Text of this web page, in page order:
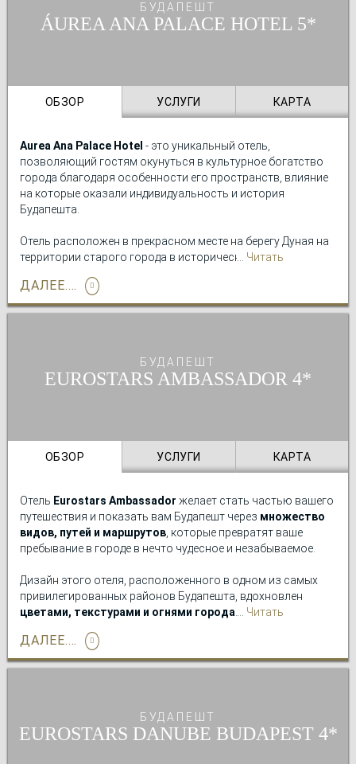
БУДАПЕШТ
ÁUREA ANA PALACE HOTEL
ОБЗОР УСЛУГИ КАРТА
Aurea Ana Palace Hotel - это уникальный отель,
позволяющий гостям окунуться в культурное богатство
города благодаря особенности его пространств, влияние
на которые оказали индивидуальность и история
Будапешта.
Отель расположен в прекрасном месте на берегу Дуная на
территории старого города в историческом здании,
оригинальном неоклассическом стиле и завершено в 1895
году, став штаб-квартирой австрийской делегации.
представляющим собой идеальное место для того, чтобы
начать день с разнообразного завтрака по системе
Читать
ДАЛЕЕ....
БУДАПЕШТ
EUROSTARS AMBASSADOR
ОБЗОР УСЛУГИ КАРТА
Отель Eurostars Ambassador желает стать частью вашего
путешествия и показать вам Будапешт через множество
видов, путей и маршрутов , которые превратят ваше
пребывание в городе в нечто чудесное и незабываемое.
Дизайн этого отеля, расположенного в одном из самых
привилегированных районов Будапешта, вдохновлен
цветами, текстурами и огнями города . В пространстве
и архитектура, составляющие пейзаж Будапешта, чтобы вы
почувствовали себя жителем города, который никого не
и полноценная оздоровительная
зонас сауной, турецкой баней и тренажерным залом —
Читать
ДАЛЕЕ....
БУДАПЕШТ
EUROSTARS DANUBE BUDAPEST